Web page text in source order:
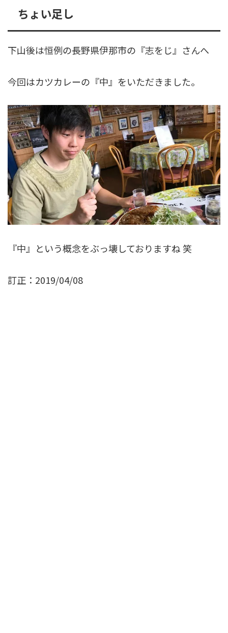
ちょい足し
下山後は恒例の長野県伊那市の『志をじ』さんへ
今回はカツカレーの『中』をいただきました。
『中』という概念をぶっ壊しておりますね 笑
訂正：2019/04/08